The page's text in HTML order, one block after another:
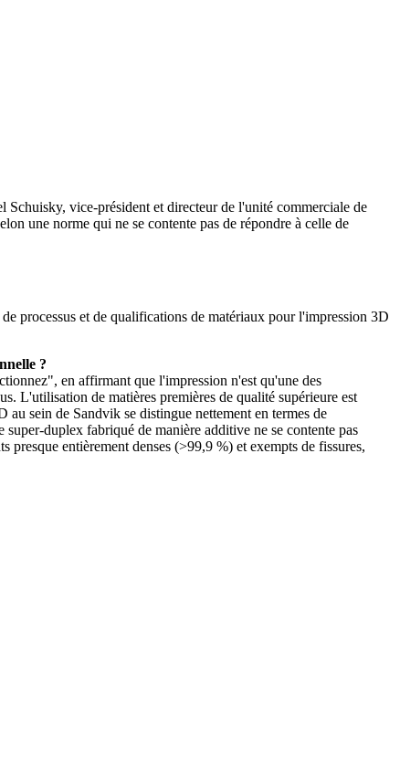
vice-président et directeur de l'unité commerciale de
une norme qui ne se contente pas de répondre à celle de
processus et de qualifications de matériaux pour l'impression 3D
?
en affirmant que l'impression n'est qu'une des
L'utilisation de matières premières de qualité supérieure est
sein de Sandvik se distingue nettement en termes de
duplex fabriqué de manière additive ne se contente pas
presque entièrement denses (>99,9 %) et exempts de fissures,